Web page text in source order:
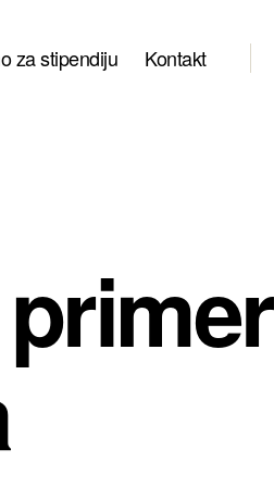
za stipendiju Kontakt